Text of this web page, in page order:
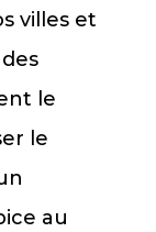
villes et
le
le
au